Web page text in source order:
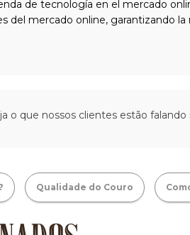
de tecnología en el mercado
del mercado online, garantizando
o que nossos clientes estão
Qualidade do Couro